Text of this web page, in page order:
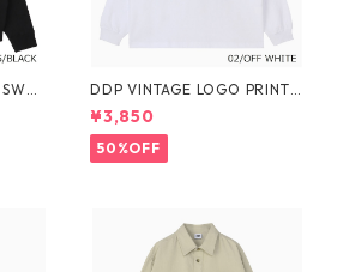
DDP VINTAGE LOGO PRINT
L/S TEE
¥3,850
50%OFF